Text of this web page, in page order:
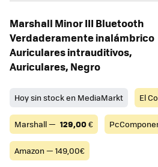
Marshall Minor III Bluetooth
Verdaderamente inalámbrico
Auriculares intrauditivos,
Auriculares, Negro
Hoy sin stock en MediaMarkt El
Marshall — 129,00€
Amazon — 149,00€